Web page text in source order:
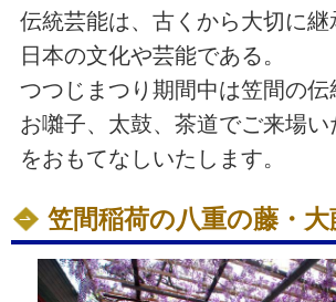
伝統芸能は、古くから大切に継
日本の文化や芸能である。
つつじまつり期間中は笠間の伝
お囃子、太鼓、茶道でご来場
をおもてなしいたします。
笠間稲荷の八重の藤・大